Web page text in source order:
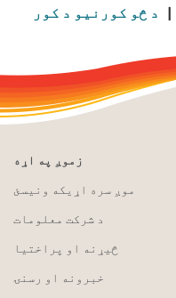
|
د څو کورنیو د کور
زموږ په اړه
موږ سره اړیکه ونیسئ
د شرکت معلومات
څیړنه او پراختیا
خبرونه او رسنۍ